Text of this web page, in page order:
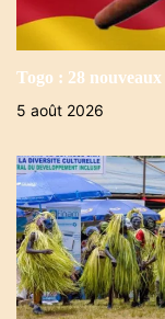
Togo : 28
5 août 2026